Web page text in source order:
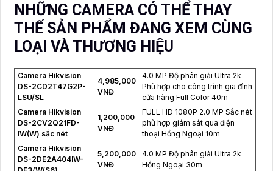
NHỮNG CAMERA CÓ THỂ THAY
THẾ SẢN PHẨM ĐANG XEM CÙNG
LOẠI VÀ THƯƠNG HIỆU
Camera Hikvision
DS-2CD2T47G2P-
LSU/SL
4,985,000
VNĐ
4.0 MP Độ phân giải Ultra 2k
Phù hợp cho công trình gia đình
cửa hàng Full Color 40m
Camera Hikvision
DS-2CV2Q21FD-
IW(W) sắc nét
1,200,000
VNĐ
FULL HD 1080P 2.0 MP Sắc nét
phù hợp giám sát qua điện
thoại Hồng Ngoại 10m
Camera Hikvision
DS-2DE2A404IW-
5,200,000
VNĐ
4.0 MP Độ phân giải Ultra 2k
Hồng Ngoại 30m